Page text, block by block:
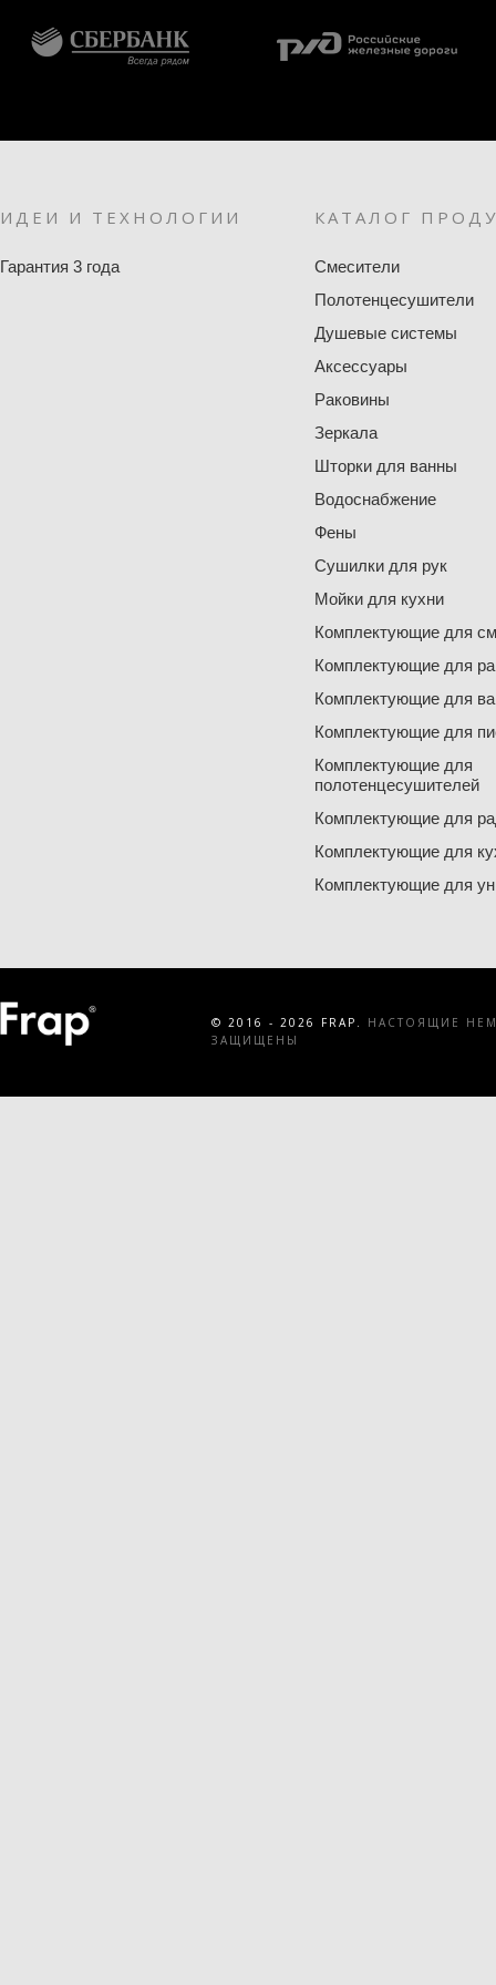
ИДЕИ И ТЕХНОЛОГИИ
Гарантия 3 года
КАТАЛОГ
Смесители
Полотенцесушители
Душевые системы
Аксессуары
Раковины
Зеркала
Шторки для ванны
Водоснабжение
Фены
Сушилки для рук
Мойки для кухни
Комплектующие для
Комплектующие для
Комплектующие для
Комплектующие для
Комплектующие для
полотенцесушителей
Комплектующие для
Комплектующие для
Комплектующие для
© 2016 - 2026 FRAP.
НАСТОЯЩИЕ
ЗАЩИЩЕНЫ